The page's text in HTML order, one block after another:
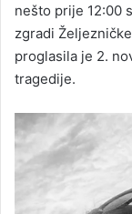
nešto prije 12:00
zgradi
proglasila je 2.
tragedije.